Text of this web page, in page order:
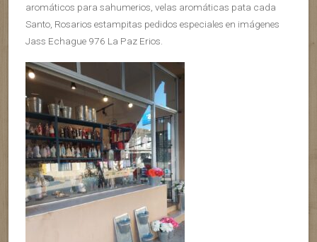
aromáticos para sahumerios, velas aromáticas pata cada
Santo, Rosarios estampitas pedidos especiales en imágenes
Jass Echague 976 La Paz Erios.